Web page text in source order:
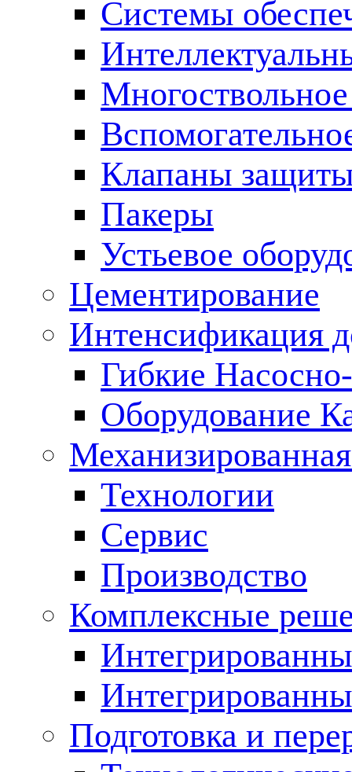
Cистемы
Клапаны
Пакеры
Устьевое
Цементирование
Интенсификация
Гибкие
Оборудование
Технологии
Сервис
Производство
Комплексные
Подготовка и